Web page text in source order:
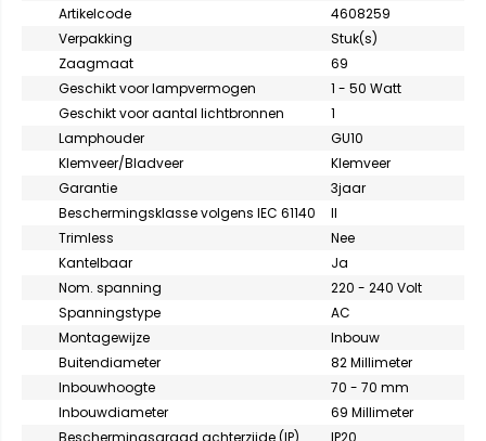
Artikelcode
4608259
Verpakking
Stuk(s)
Zaagmaat
69
Geschikt voor lampvermogen
1 - 50 Watt
Geschikt voor aantal lichtbronnen
1
Lamphouder
GU10
Klemveer/Bladveer
Klemveer
Garantie
3jaar
Beschermingsklasse volgens IEC 61140
II
Trimless
Nee
Kantelbaar
Ja
Nom. spanning
220 - 240 Volt
Spanningstype
AC
Montagewijze
Inbouw
Buitendiameter
82 Millimeter
Inbouwhoogte
70 - 70 mm
Inbouwdiameter
69 Millimeter